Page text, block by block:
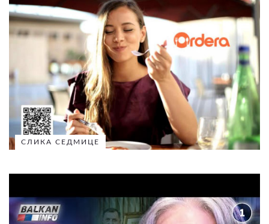
СЛИКА СЕДМИЦЕ